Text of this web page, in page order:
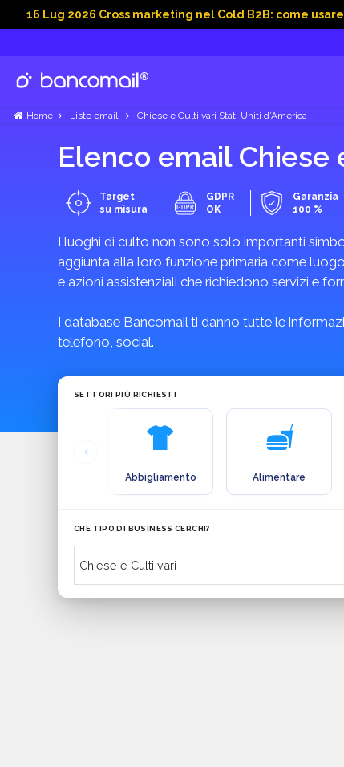
2026 Cross marketing nel Cold B2B: come usare email,
Home Liste email Chiese e Culti vari Stati Uniti d’America
Elenco email Chiese
Target
su misura
GDPR
OK
Garanzia
100 %
I luoghi di culto non sono solo importanti
aggiunta alla loro funzione primaria come
e azioni assistenziali che richiedono servizi e
I database Bancomail ti danno tutte le
telefono, social.
SETTORI PIÙ RICHIESTI
Abbigliamento Alimentare
CHE TIPO DI BUSINESS CERCHI?